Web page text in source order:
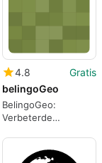
4.8
Gratis
belingoGeo
BelingoGeo:
Verbeterde
WordPress